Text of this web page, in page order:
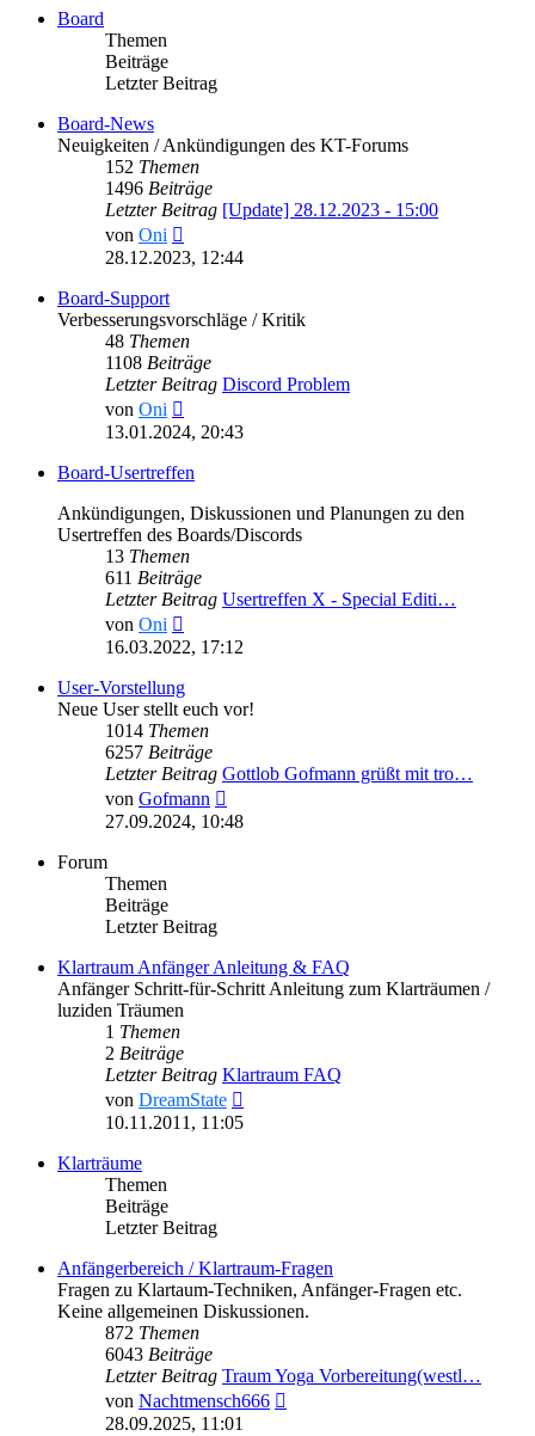
Board
Themen
Beiträge
Letzter Beitrag
Board-News
Neuigkeiten / Ankündigungen des KT-Forums
152 Themen
1496 Beiträge
Letzter Beitrag [Update] 28.12.2023 - 15:00
von Oni
Beitrag
28.12.2023, 12:44
Board-Support
Verbesserungsvorschläge / Kritik
48 Themen
1108 Beiträge
Letzter Beitrag Discord Problem
von Oni
Beitrag
13.01.2024, 20:43
Board-Usertreffen
Ankündigungen, Diskussionen und Planungen zu den
Usertreffen des Boards/Discords
13 Themen
611 Beiträge
Letzter Beitrag Usertreffen X - Special Editi…
von Oni
Beitrag
16.03.2022, 17:12
User-Vorstellung
Neue User stellt euch vor!
1014 Themen
6257 Beiträge
Letzter Beitrag Gottlob Gofmann grüßt mit tro…
von Gofmann
Beitrag
27.09.2024, 10:48
Forum
Themen
Beiträge
Letzter Beitrag
Klartraum Anfänger Anleitung & FAQ
Anfänger Schritt-für-Schritt Anleitung zum Klarträumen /
luziden Träumen
1 Themen
2 Beiträge
Letzter Beitrag Klartraum FAQ
von DreamState
10.11.2011, 11:05
Klarträume
Themen
Beiträge
Letzter Beitrag
Anfängerbereich / Klartraum-Fragen
Fragen zu Klartaum-Techniken, Anfänger-Fragen etc.
Keine allgemeinen Diskussionen.
872 Themen
6043 Beiträge
Letzter Beitrag Traum Yoga Vorbereitung(westl…
von Nachtmensch666
28.09.2025, 11:01